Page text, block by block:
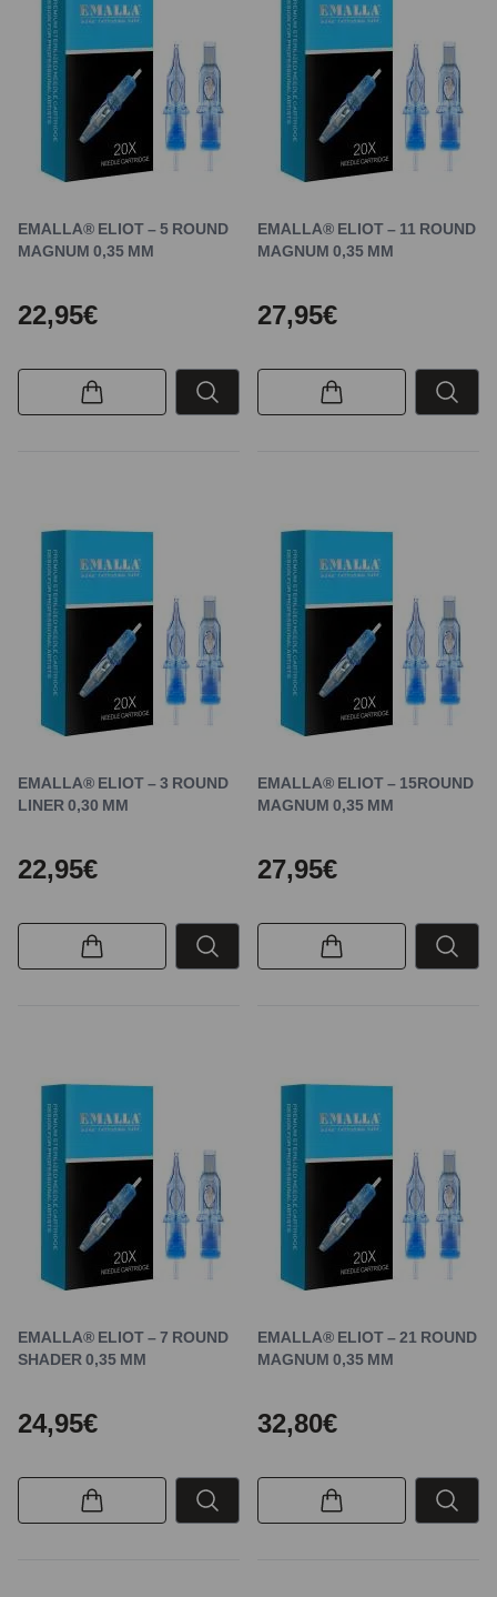
EMALLA® ELIOT – 5 ROUND
MAGNUM 0,35 MM
22,95€
EMALLA® ELIOT – 11 ROUND
MAGNUM 0,35 MM
27,95€
EMALLA® ELIOT – 3 ROUND
LINER 0,30 MM
22,95€
EMALLA® ELIOT – 15ROUND
MAGNUM 0,35 MM
27,95€
EMALLA® ELIOT – 7 ROUND
SHADER 0,35 MM
24,95€
EMALLA® ELIOT – 21 ROUND
MAGNUM 0,35 MM
32,80€